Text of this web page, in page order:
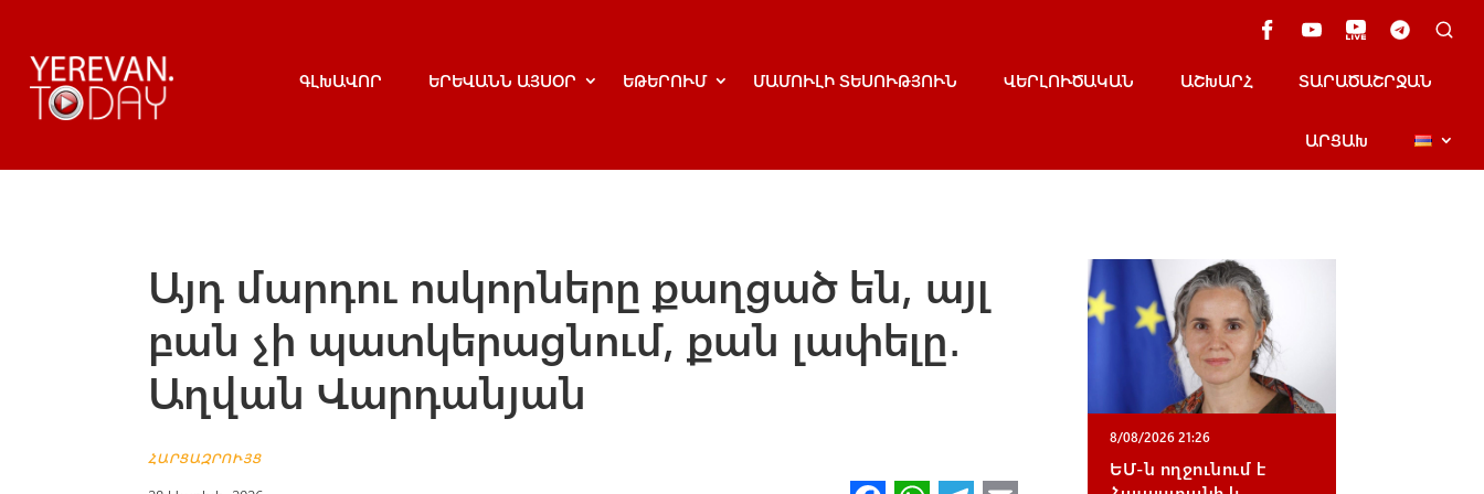
ԳԼԽԱՎՈՐ ԵՐԵՎԱՆՆ ԱՅՍՕՐ ԵԹԵՐՈՒՄ ՄԱՄՈՒԼԻ ՏԵՍՈՒԹՅՈՒՆ ՎԵՐԼՈՒԾԱԿԱՆ ԱՇԽԱՐՀ ՏԱՐԱԾԱՇՐՋԱՆ
ԱՐՑԱԽ
Այդ մարդու ոսկորները քաղցած են, այլ
բան չի պատկերացնում, քան լափելը․
Աղվան Վարդանյան
ՀԱՐՑԱԶՐՈՒՅՑ
8/08/2026 21:26
ԵՄ-ն ողջունում է